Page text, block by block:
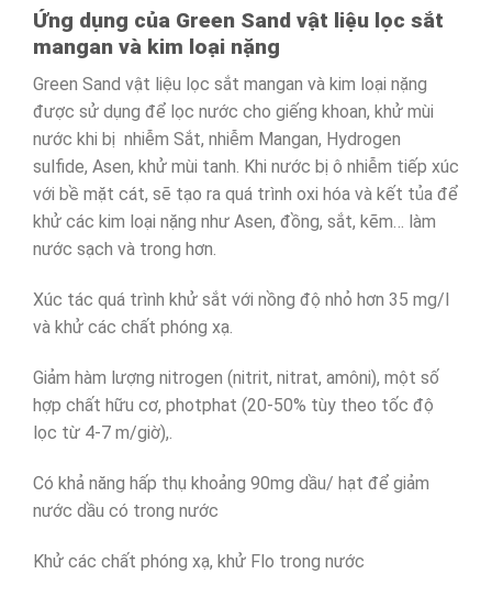
Ứng dụng của Green Sand vật liệu lọc sắt
mangan và kim loại nặng
Green Sand vật liệu lọc sắt mangan và kim loại nặng
được sử dụng để lọc nước cho giếng khoan, khử mùi
nước khi bị nhiễm Sắt, nhiễm Mangan, Hydrogen
sulfide, Asen, khử mùi tanh. Khi nước bị ô nhiễm tiếp xúc
với bề mặt cát, sẽ tạo ra quá trình oxi hóa và kết tủa để
khử các kim loại nặng như Asen, đồng, sắt, kẽm… làm
nước sạch và trong hơn.
Xúc tác quá trình khử sắt với nồng độ nhỏ hơn 35 mg/l
và khử các chất phóng xạ.
Giảm hàm lượng nitrogen (nitrit, nitrat, amôni), một số
hợp chất hữu cơ, photphat (20-50% tùy theo tốc độ
lọc từ 4-7 m/giờ),.
Có khả năng hấp thụ khoảng 90mg dầu/ hạt để giảm
nước dầu có trong nước
Khử các chất phóng xạ, khử Flo trong nước